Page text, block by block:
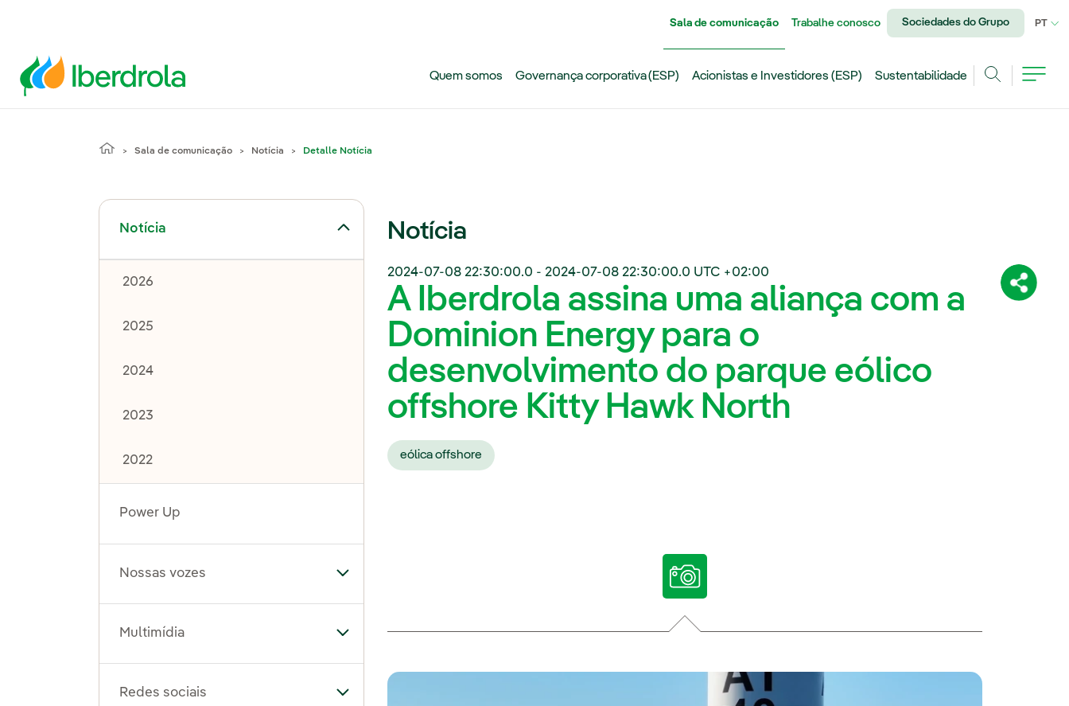
Sala de comunicação Trabalhe conosco Sociedades do Grupo PT
Quem somos Governança corporativa (ESP) Acionistas e Investidores (ESP)
Sustentabilidade
Sala de comunicação Notícia Detalle Notícia
Notícia
Alternar submenu de Notícia
2026
2025
2024
2023
2022
Power Up
Nossas vozes Alternar submenu de Nossas vozes
Multimídia Alternar submenu de Multimídia
Redes sociais Alternar submenu de Redes sociais
Notícia
2024-07-08 22:30:00.0 - 2024-07-08 22:30:00.0 UTC +02:00
A Iberdrola assina uma aliança com a
Dominion Energy para o
desenvolvimento do parque eólico
offshore Kitty Hawk North
eólica offshore